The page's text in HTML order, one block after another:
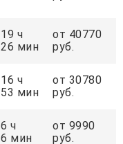
19 ч
26 мин
от 40770
руб.
16 ч
53 мин
от 30780
руб.
6 ч
6 мин
от 9990
руб.